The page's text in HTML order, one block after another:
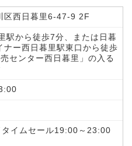
区西日暮里6-47-9 2F
駅から徒歩7分、または日暮
ナー西日暮里駅東口から徒歩
センター西日暮里」の入る
イムセール19:00～23:00